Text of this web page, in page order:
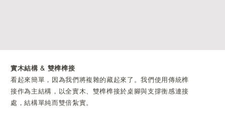
實木結構 & 雙榫榫接
看起來簡單，因為我們將複雜的藏起來了。我們使用傳統榫
接作為主結構， 以全實木、雙榫榫接於桌腳與支撐衡感連接
處，結構單純而雙倍紮實。